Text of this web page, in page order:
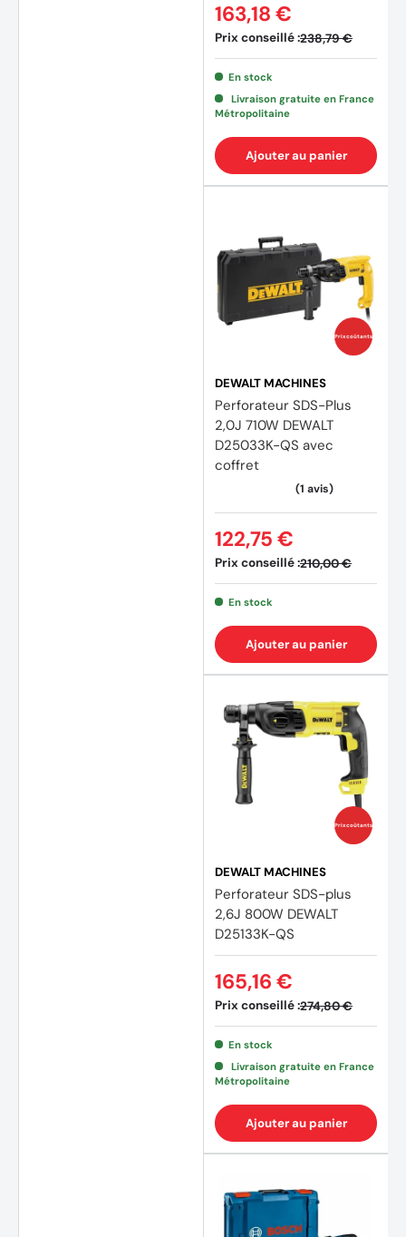
Prix conseillé :238,79 €
163,18 €
En stock
Livraison gratuite en France
Métropolitaine
Ajouter au panier
Prix coûtants
DEWALT MACHINES
Perforateur SDS-Plus
2,0J 710W DEWALT
D25033K-QS avec
coffret
Prix conseillé :210,00 €
122,75 €
En stock
Ajouter au panier
Prix coûtants
DEWALT MACHINES
Perforateur SDS-plus
2,6J 800W DEWALT
D25133K-QS
Prix conseillé :274,80 €
165,16 €
En stock
Livraison gratuite en France
Métropolitaine
Ajouter au panier